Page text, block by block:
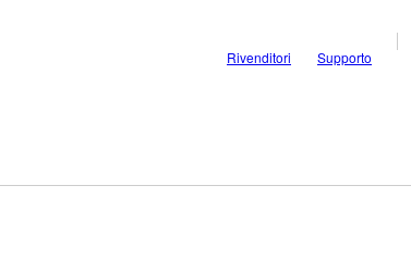
Rivenditori Supporto